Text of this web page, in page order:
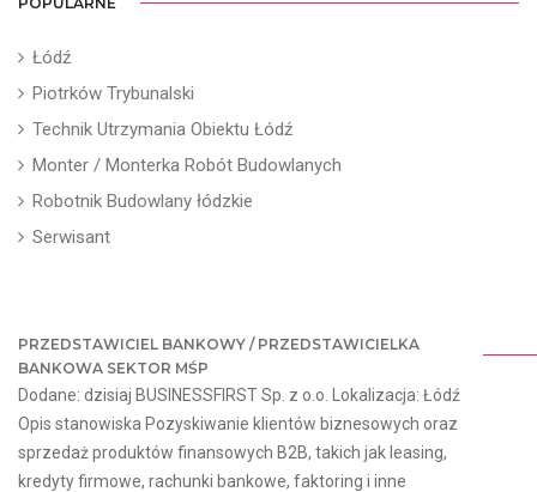
Łódź
Piotrków Trybunalski
Technik Utrzymania Obiektu Łódź
Monter / Monterka Robót Budowlanych
Robotnik Budowlany łódzkie
Serwisant
PRZEDSTAWICIEL BANKOWY / PRZEDSTAWICIELKA
BANKOWA SEKTOR MŚP
Dodane: dzisiaj BUSINESSFIRST Sp. z o.o. Lokalizacja: Łódź
Opis stanowiska Pozyskiwanie klientów biznesowych oraz
sprzedaż produktów finansowych B2B, takich jak leasing,
kredyty firmowe, rachunki bankowe, faktoring i inne